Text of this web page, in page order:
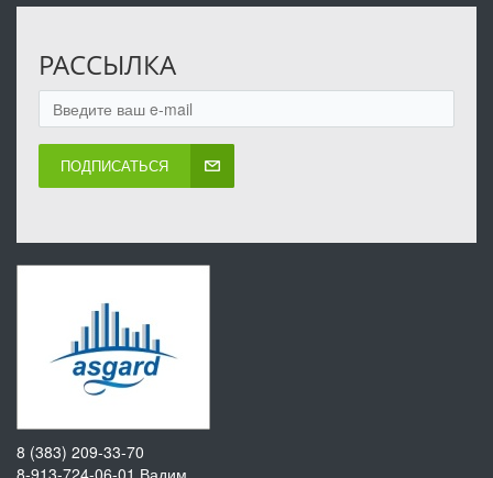
РАССЫЛКА
ПОДПИСАТЬСЯ
8 (383) 209-33-70